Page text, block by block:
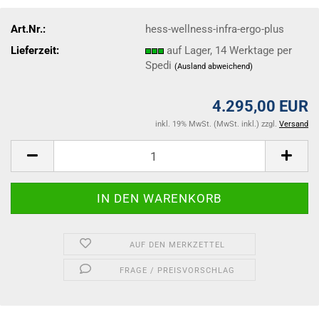
Art.Nr.:
hess-wellness-infra-ergo-plus
Lieferzeit:
auf Lager, 14 Werktage per
Spedi(Ausland abweichend)
4.295,00 EUR
inkl. 19% MwSt. (MwSt. inkl.) zzgl. Versand
AUF DEN MERKZETTEL
FRAGE / PREISVORSCHLAG